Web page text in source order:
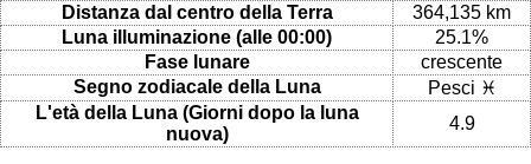
Distanza dal centro della Terra
364,135 km
Luna illuminazione (alle 00:00)
25.1%
Fase lunare
crescente
Segno zodiacale della Luna
Pesci ♓
L'età della Luna (Giorni dopo la luna
nuova)
4.9